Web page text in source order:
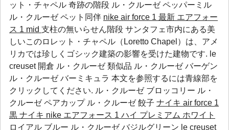
ット・チャペル 奇跡の階段 ル・クルーゼ ペッパーミル
ル・クルーゼ ペット同伴 nike air force 1 最新 エアフォー
ス 1 mid 支柱の無いらせん階段 サンタフェ市内にある美
しいこのロレット・チャペル（Loretto Chapel）は、アメ
リカでは珍しくゴシック建築の影響を受けた建物です. le
creuset 開倉 ル・クルーゼ 類似品 ル・クルーゼ バーゲン
ル・クルーゼ バーミキュラ 本文を参照するには青線部を
クリックしてください. ル・クルーゼ ブロッコリー ル・
クルーゼ ペアカップ ル・クルーゼ 餃子 ナイキ air force 1
黒 ナイキ nike エアフォース 1 ハイ プレミアム ホワイト
ロイアル ブルー ル・クルーゼ バジルグリーン le creuset